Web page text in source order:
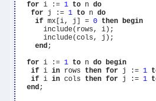
for i := 1 to n do
for j := 1 to n do
if mx[i, j] = 0 then begin
      include(rows, i);
      include(cols, j);
end;
for i := 1 to n do begin
if i in rows then for j := 1
if i in cols then for j := 1
end;